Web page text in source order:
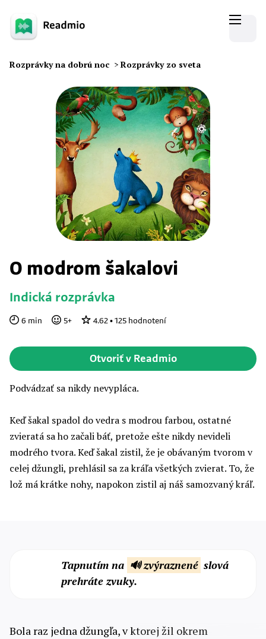
Rozprávky na dobrú noc > Rozprávky zo sveta
O modrom šakalovi
Indická rozprávka
6 min 5+ 4.62 • 125 hodnotení
Otvoriť v Readmio
Podvádzať sa nikdy nevypláca.
Keď šakal spadol do vedra s modrou farbou, ostatné
zvieratá sa ho začali báť, pretože ešte nikdy nevideli
modrého tvora. Keď šakal zistil, že je obávaným tvorom v
celej džungli, prehlásil sa za kráľa všetkých zvierat. To, že
lož má krátke nohy, napokon zistil aj náš samozvaný kráľ.
Tapnutím na 🔊 zvýraznené slová
prehráte zvuky.
Bola raz jedna džungľa, v ktorej žil okrem